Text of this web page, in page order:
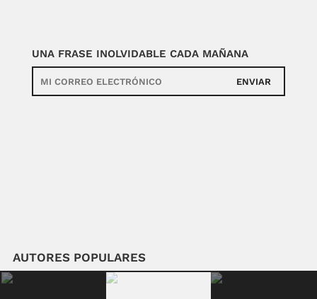
UNA FRASE INOLVIDABLE CADA MAÑANA
ENVIAR
AUTORES POPULARES